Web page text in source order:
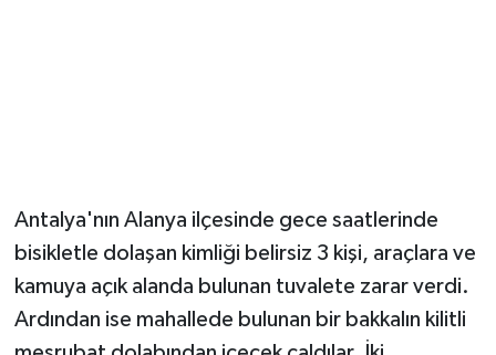
Antalya'nın Alanya ilçesinde gece saatlerinde
bisikletle dolaşan kimliği belirsiz 3 kişi, araçlara ve
kamuya açık alanda bulunan tuvalete zarar verdi.
Ardından ise mahallede bulunan bir bakkalın kilitli